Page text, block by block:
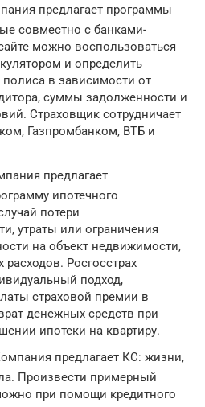
предлагает программы
совместно с банками-
можно воспользоваться
и определить
в зависимости от
суммы задолженности и
Страховщик сотрудничает
Газпромбанком, ВТБ и
предлагает
ипотечного
потери
утраты или ограничения
на объект недвижимости,
Росгосстрах
подход,
страховой премии в
денежных средств при
ипотеки на квартиру.
предлагает КС: жизни,
Произвести примерный
при помощи кредитного